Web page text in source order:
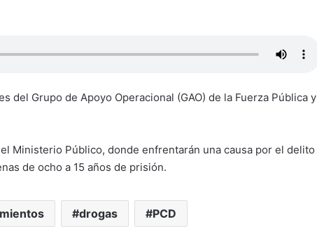
del Grupo de Apoyo Operacional (GAO) de la Fuerza Pública y
Ministerio Público, donde enfrentarán una causa por el delito
de ocho a 15 años de prisión.
drogas PCD